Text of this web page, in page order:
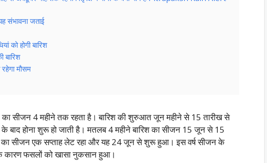
संभावना जताई
को होगी बारिश
बारिश
मौसम
का सीजन 4 महीने तक रहता है। बारिश की शुरुआत जून महीने से 15 तारीख से
के बाद होना शुरू हो जाती है। मतलब 4 महीने बारिश का सीजन 15 जून से 15
का सीजन एक सप्ताह लेट रहा और यह 24 जून से शुरू हुआ। इस वर्ष सीजन के
कारण फसलों को खासा नुकसान हुआ।